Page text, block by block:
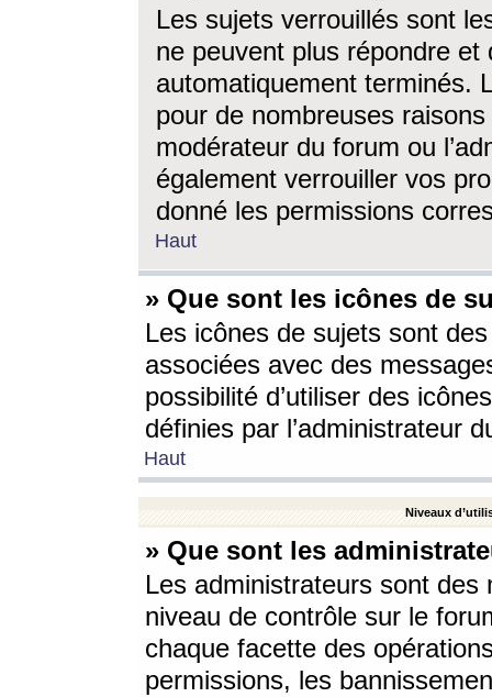
Les sujets verrouillés sont
ne peuvent plus répondre
automatiquement terminés.
pour de nombreuses
modérateur du forum ou
également verrouiller vos
donné les permissions
Haut
» Que sont les icônes de
Les icônes de sujets sont
associées avec des
possibilité d’utiliser des
définies par l’administrateur
Haut
Niveaux
» Que sont les
Les administrateurs sont
niveau de contrôle sur le
chaque facette des
permissions, les